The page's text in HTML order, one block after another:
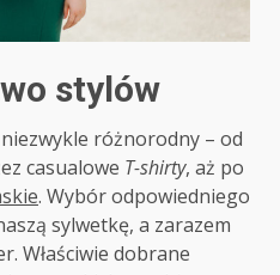
stylów
różnorodny – od
casualowe T-shirty, aż po
. Wybór odpowiedniego
sylwetkę, a zarazem
Właściwie dobrane